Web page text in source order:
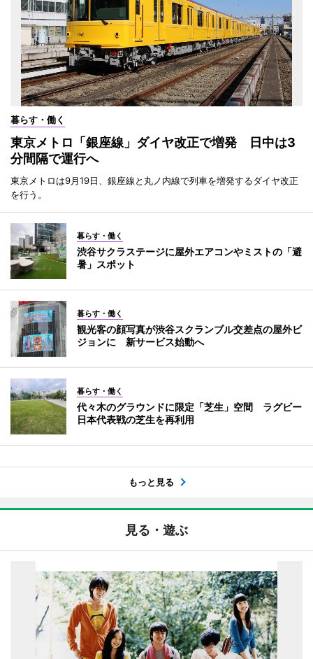
暮らす・働く
東京メトロ「銀座線」ダイヤ改正で増発 日中は3
分間隔で運行へ
東京メトロは9月19日、銀座線と丸ノ内線で列車を増発するダイヤ改正
を行う。
暮らす・働く
渋谷サクラステージに屋外エアコンやミストの「避
暑」スポット
暮らす・働く
観光客の顔写真が渋谷スクランブル交差点の屋外ビ
ジョンに 新サービス始動へ
暮らす・働く
代々木のグラウンドに限定「芝生」空間 ラグビー
日本代表戦の芝生を再利用
もっと見る
見る・遊ぶ